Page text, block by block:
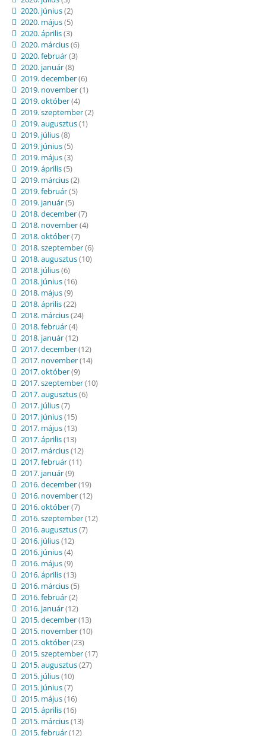
2020. június(2)
2020. május(5)
2020. április(3)
2020. március(6)
2020. február(3)
2020. január(8)
2019. december(6)
2019. november(1)
2019. október(4)
2019. szeptember(2)
2019. augusztus(1)
2019. július(8)
2019. június(5)
2019. május(3)
2019. április(5)
2019. március(2)
2019. február(5)
2019. január(5)
2018. december(7)
2018. november(4)
2018. október(7)
2018. szeptember(6)
2018. augusztus(10)
2018. július(6)
2018. június(16)
2018. május(9)
2018. április(22)
2018. március(24)
2018. február(4)
2018. január(12)
2017. december(12)
2017. november(14)
2017. október(9)
2017. szeptember(10)
2017. augusztus(6)
2017. július(7)
2017. június(15)
2017. május(13)
2017. április(13)
2017. március(12)
2017. február(11)
2017. január(9)
2016. december(19)
2016. november(12)
2016. október(7)
2016. szeptember(12)
2016. augusztus(7)
2016. július(12)
2016. június(4)
2016. május(9)
2016. április(13)
2016. március(5)
2016. február(2)
2016. január(12)
2015. december(13)
2015. november(10)
2015. október(23)
2015. szeptember(17)
2015. augusztus(27)
2015. július(10)
2015. június(7)
2015. május(16)
2015. április(16)
2015. március(13)
2015. február(12)